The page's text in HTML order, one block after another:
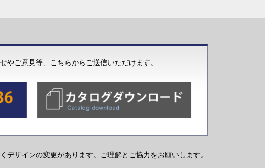
ご意見等、こちらからご送信いただけます。
デザインの変更があります。ご理解とご協力をお願いします。